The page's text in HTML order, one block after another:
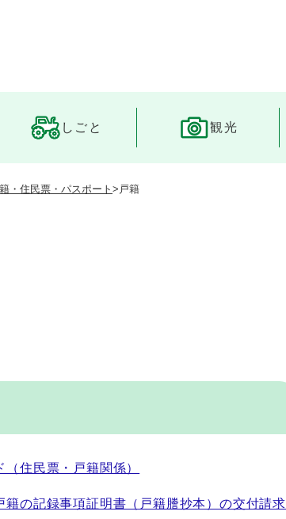
しごと 観光
・住民票・パスポート > 戸籍
住民票・戸籍関係）
籍の記録事項証明書（戸籍謄抄本）の交付請求